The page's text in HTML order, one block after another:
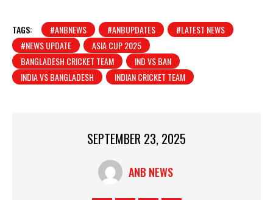
TAGS: #ANBNEWS #ANBUPDATES
#LATEST NEWS
#NEWS UPDATE
ASIA CUP 2025
BANGLADESH CRICKET TEAM
IND VS BAN
INDIA VS BANGLADESH
INDIAN CRICKET TEAM
SEPTEMBER 23, 2025
ANB NEWS